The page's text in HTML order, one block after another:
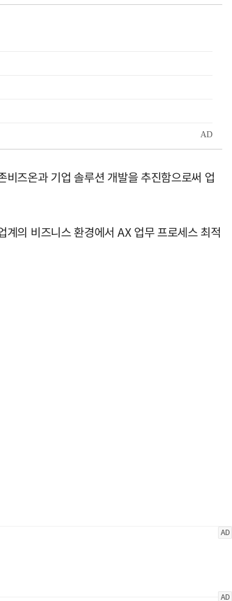
즈온과 기업 솔루션 개발을 추진함으로써 업
의 비즈니스 환경에서 AX 업무 프로세스 최적